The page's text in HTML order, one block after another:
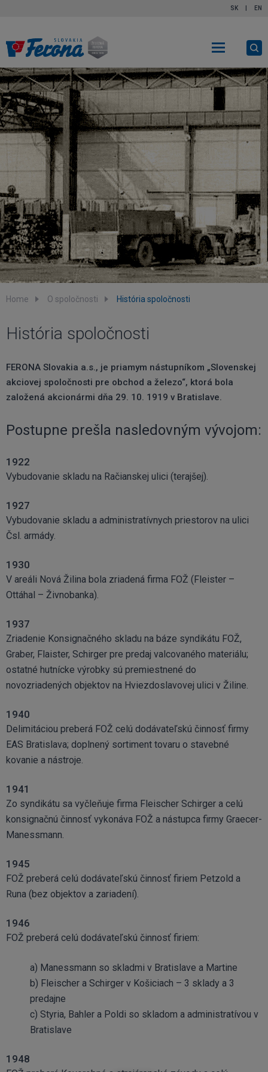
SK EN
Home O spoločnosti História spoločnosti
História spoločnosti
FERONA Slovakia a.s., je priamym nástupníkom „Slovenskej
akciovej spoločnosti pre obchod a železo“, ktorá bola
založená akcionármi dňa 29. 10. 1919 v Bratislave.
Postupne prešla nasledovným vývojom:
1922
Vybudovanie skladu na Račianskej ulici (terajšej).
1927
Vybudovanie skladu a administratívnych priestorov na ulici
Čsl. armády.
1930
V areáli Nová Žilina bola zriadená firma FOŽ (Fleister –
Ottáhal – Živnobanka).
1937
Zriadenie Konsignačného skladu na báze syndikátu FOŽ,
Graber, Flaister, Schirger pre predaj valcovaného materiálu;
ostatné hutnícke výrobky sú premiestnené do
novozriadených objektov na Hviezdoslavovej ulici v Žiline.
1940
Delimitáciou preberá FOŽ celú dodávateľskú činnosť firmy
EAS Bratislava; doplnený sortiment tovaru o stavebné
kovanie a nástroje.
1941
Zo syndikátu sa vyčleňuje firma Fleischer Schirger a celú
konsignačnú činnosť vykonáva FOŽ a nástupca firmy Graecer-
Manessmann.
1945
FOŽ preberá celú dodávateľskú činnosť firiem Petzold a
Runa (bez objektov a zariadení).
1946
FOŽ preberá celú dodávateľskú činnosť firiem:
a) Manessmann so skladmi v Bratislave a Martine
b) Fleischer a Schirger v Košiciach – 3 sklady a 3
predajne
c) Styria, Bahler a Poldi so skladom a administratívou v
Bratislave
1948